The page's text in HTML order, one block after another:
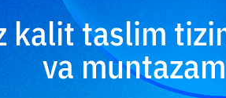
kalit taslim
va